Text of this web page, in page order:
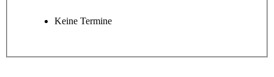
Keine Termine